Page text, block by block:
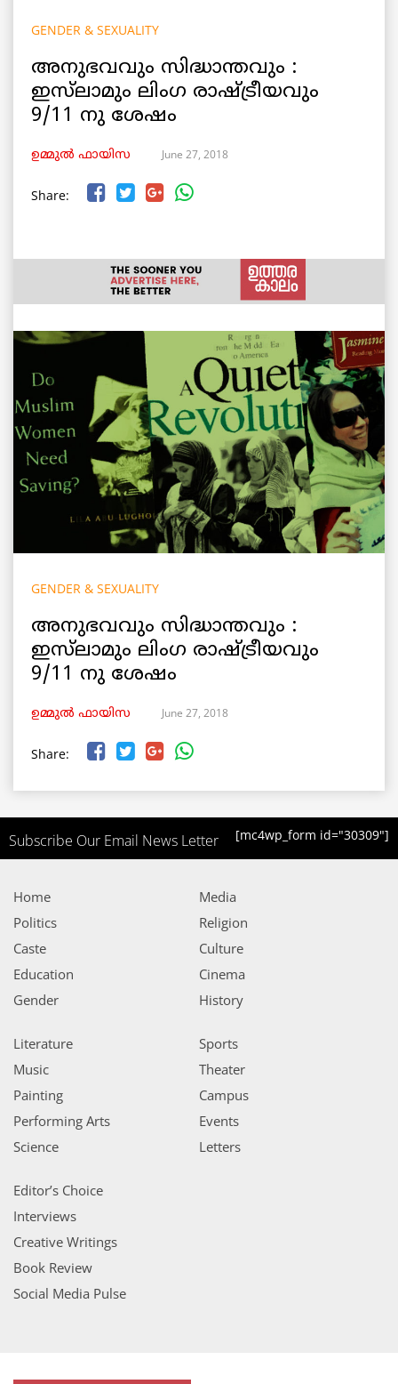
GENDER & SEXUALITY
അനുഭവവും സിദ്ധാന്തവും :
ഇസ്‌ലാമും ലിംഗ രാഷ്ട്രീയവും
9/11 നു ശേഷം
ഉമ്മുല്‍ ഫായിസ June 27, 2018
Share:
GENDER & SEXUALITY
അനുഭവവും സിദ്ധാന്തവും :
ഇസ്‌ലാമും ലിംഗ രാഷ്ട്രീയവും
9/11 നു ശേഷം
ഉമ്മുല്‍ ഫായിസ June 27, 2018
Share:
Subscribe Our Email News Letter [mc4wp_form id="30309"]
Home
Politics
Caste
Education
Gender
Media
Religion
Culture
Cinema
History
Literature
Music
Painting
Performing Arts
Science
Sports
Theater
Campus
Events
Letters
Editor’s Choice
Interviews
Creative Writings
Book Review
Social Media Pulse